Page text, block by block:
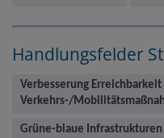
Handlungsfelder
Verbesserung
Verkehrs-/
Grüne-blaue Infrastrukturen